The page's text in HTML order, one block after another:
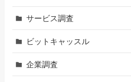
サービス調査
ビットキャッスル
企業調査